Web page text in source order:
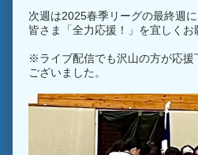
次週は2025春季リーグの最終週に
皆さま「全力応援！」を宜しくお
※ライブ配信でも沢山の方が応援
ございました。